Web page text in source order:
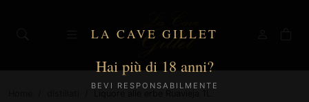
LA CAVE GILLET
Hai più di 18 anni?
BEVI RESPONSABILMENTE